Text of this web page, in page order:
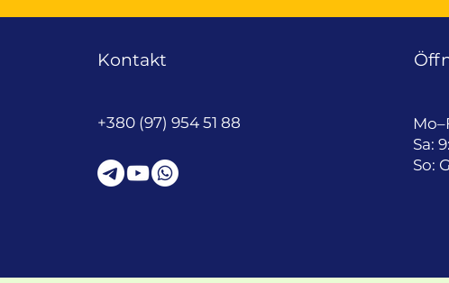
Kontakt
+380 (97) 954 51 88
Sa:
So: